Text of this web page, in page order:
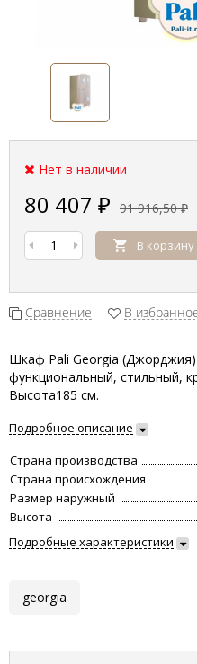
Нет в наличии
80 407 ₽ 91 916,50₽
В корзину
Сравнение В
Шкаф Pali Georgia (Джорджия)
функциональный, стильный,
Высота185 см.
Подробное описание
Страна производства
Страна происхождения
Размер наружный
Высота
Подробные характеристики
georgia